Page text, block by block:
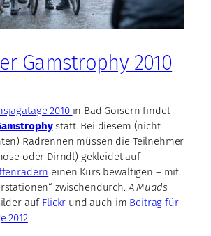
Gamstrophy 2010
2010 in Bad Goisern findet
statt. Bei diesem (nicht
Radrennen müssen die Teilnehmer
oder Dirndl) gekleidet auf
einen Kurs bewältigen – mit
zwischendurch.A Muads
auf Flickr und auch im Beitrag für
2012.